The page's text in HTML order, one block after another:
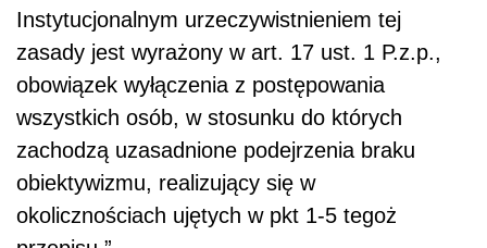
Instytucjonalnym urzeczywistnieniem tej
zasady jest wyrażony w art. 17 ust. 1 P.z.p.,
obowiązek wyłączenia z postępowania
wszystkich osób, w stosunku do których
zachodzą uzasadnione podejrzenia braku
obiektywizmu, realizujący się w
okolicznościach ujętych w pkt 1-5 tegoż